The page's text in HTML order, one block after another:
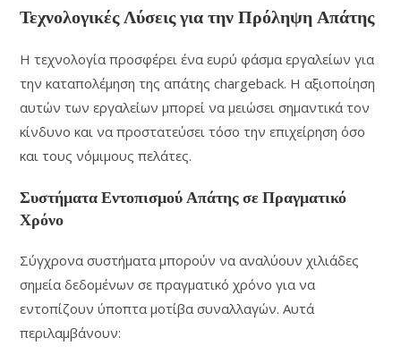
Τεχνολογικές Λύσεις για την Πρόληψη Απάτης
Η τεχνολογία προσφέρει ένα ευρύ φάσμα εργαλείων για
την καταπολέμηση της απάτης chargeback. Η αξιοποίηση
αυτών των εργαλείων μπορεί να μειώσει σημαντικά τον
κίνδυνο και να προστατεύσει τόσο την επιχείρηση όσο
και τους νόμιμους πελάτες.
Συστήματα Εντοπισμού Απάτης σε Πραγματικό
Χρόνο
Σύγχρονα συστήματα μπορούν να αναλύουν χιλιάδες
σημεία δεδομένων σε πραγματικό χρόνο για να
εντοπίζουν ύποπτα μοτίβα συναλλαγών. Αυτά
περιλαμβάνουν: